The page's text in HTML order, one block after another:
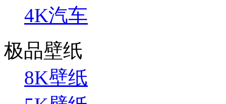
4K汽车
极品壁纸
8K壁纸